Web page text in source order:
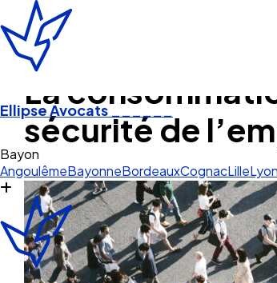
Ellipse Avocats______
Pau P
AngoulêmeBayonneBordeauxCognacLilleLyon
La
sécurité de